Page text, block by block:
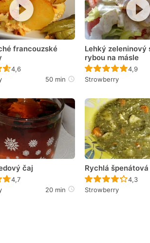
francouzské
Recept ještě nebyl hodnocen
4,6
50 min
Lehký zeleninový
rybou na másle
4,9
Strowberry
čaj
Recept ještě nebyl hodnocen
4,7
20 min
Rychlá
4,3
Strowberry